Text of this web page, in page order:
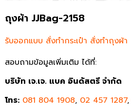
ถุงผ้า JJBag-2158
รับออกแบบ สั่งทำกระเป๋า สั่งทำถุงผ้า
สอบถามข้อมูลเพิ่มเติม ได้ที่:
บริษัท เจ.เจ. แบค อินดัสตรี จำกัด
โทร: 081 804 1908, 02 457 1287,